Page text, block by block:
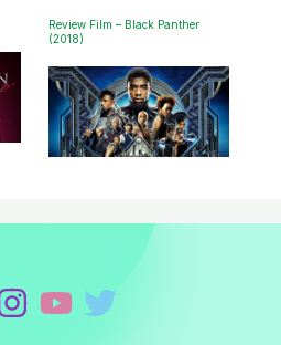
Review Film – Black Panther
(2018)